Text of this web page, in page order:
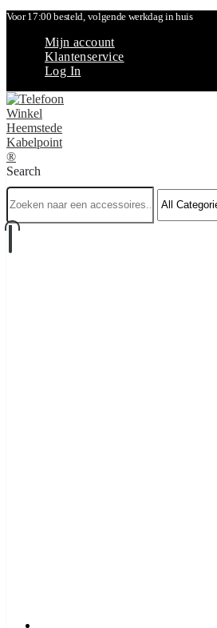
Voor 17:00 besteld, volgende werkdag in huis
Mijn account
Klantenservice
Log In
Search